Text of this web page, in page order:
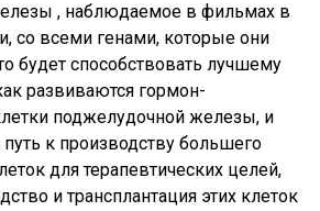
, наблюдаемое в фильмах в
со всеми генами, которые они
будет способствовать лучшему
развиваются гормон-
поджелудочной железы, и
к производству большего
для терапевтических целей,
и трансплантация этих клеток